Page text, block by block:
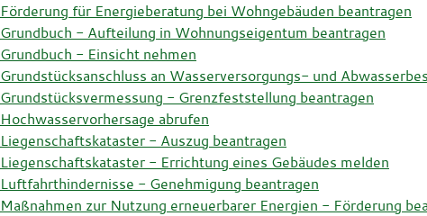
Förderung für Energieberatung bei Wohngebäuden beantragen
Grundbuch - Aufteilung in Wohnungseigentum beantragen
Grundbuch - Einsicht nehmen
Grundstücksanschluss an Wasserversorgungs- und
Grundstücksvermessung - Grenzfeststellung beantragen
Hochwasservorhersage abrufen
Liegenschaftskataster - Auszug beantragen
Liegenschaftskataster - Errichtung eines Gebäudes melden
Luftfahrthindernisse - Genehmigung beantragen
Maßnahmen zur Nutzung erneuerbarer Energien - Förderung